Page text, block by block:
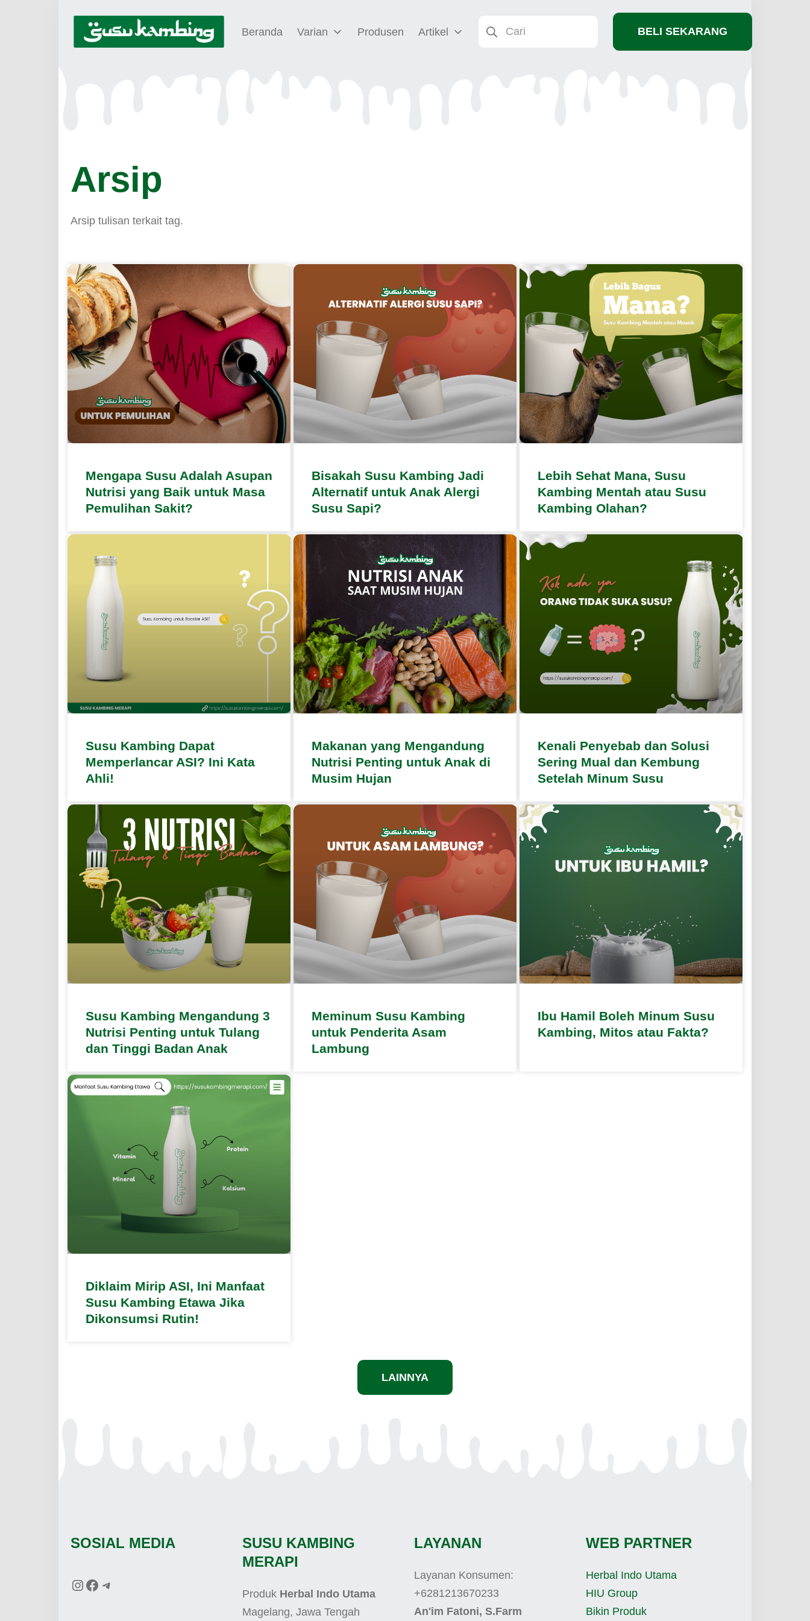
Beranda Varian Produsen Artikel BELI SEKARANG
Arsip
Arsip tulisan terkait tag.
Mengapa Susu Adalah Asupan
Nutrisi yang Baik untuk Masa
Pemulihan Sakit?
Bisakah Susu Kambing Jadi
Alternatif untuk Anak Alergi
Susu Sapi?
Lebih Sehat Mana, Susu
Kambing Mentah atau Susu
Kambing Olahan?
Susu Kambing Dapat
Memperlancar ASI? Ini Kata
Ahli!
Makanan yang Mengandung
Nutrisi Penting untuk Anak di
Musim Hujan
Kenali Penyebab dan Solusi
Sering Mual dan Kembung
Setelah Minum Susu
Susu Kambing Mengandung 3
Nutrisi Penting untuk Tulang
dan Tinggi Badan Anak
Meminum Susu Kambing
untuk Penderita Asam
Lambung
Ibu Hamil Boleh Minum Susu
Kambing, Mitos atau Fakta?
Diklaim Mirip ASI, Ini Manfaat
Susu Kambing Etawa Jika
Dikonsumsi Rutin!
LAINNYA
SOSIAL MEDIA
SUSU KAMBING
MERAPI
Produk Herbal Indo Utama
Magelang, Jawa Tengah
LAYANAN
Layanan Konsumen:
+6281213670233
An'im Fatoni, S.Farm
WEB PARTNER
Herbal Indo Utama
HIU Group
Bikin Produk